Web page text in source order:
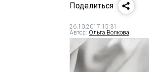
Поделиться
26.10.2017 15:31
Автор: Ольга Волкова